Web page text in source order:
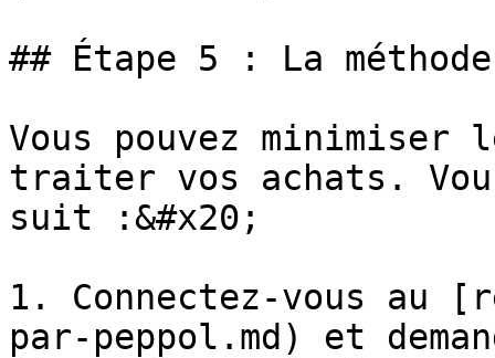
## Étape 5 : La
Vous pouvez minimiser
traiter vos achats. Vous
suit :&#x20;
1. Connectez-vous au
par-peppol.md) et